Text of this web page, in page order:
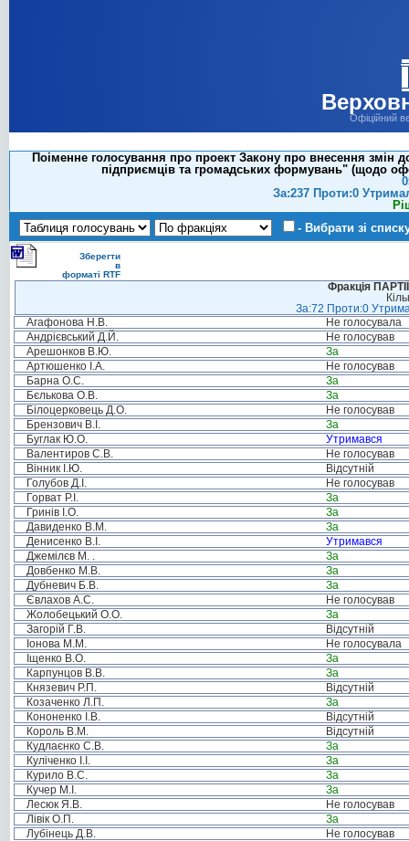
Офіційний
Поіменне голосування про проект Закону про внесення змін
підприємців та громадських формувань" (щодо
За:237 Проти:0
- Вибрати зі
Зберегти
в
форматі RTF
Фракція
За:72 Проти:0
Агафонова Н.В.
Не голосувала
Андрієвський Д.Й.
Не голосував
Арешонков В.Ю.
За
Артюшенко І.А.
Не голосував
Барна О.С.
За
Бєлькова О.В.
За
Білоцерковець Д.О.
Не голосував
Брензович В.І.
За
Буглак Ю.О.
Утримався
Валентиров С.В.
Не голосував
Вінник І.Ю.
Відсутній
Голубов Д.І.
Не голосував
Горват Р.І.
За
Гринів І.О.
За
Давиденко В.М.
За
Денисенко В.І.
Утримався
Джемілєв М. .
За
Довбенко М.В.
За
Дубневич Б.В.
За
Євлахов А.С.
Не голосував
Жолобецький О.О.
За
Загорій Г.В.
Відсутній
Іонова М.М.
Не голосувала
Іщенко В.О.
За
Карпунцов В.В.
За
Князевич Р.П.
Відсутній
Козаченко Л.П.
За
Кононенко І.В.
Відсутній
Король В.М.
Відсутній
Кудлаєнко С.В.
За
Куліченко І.І.
За
Курило В.С.
За
Кучер М.І.
За
Лесюк Я.В.
Не голосував
Лівік О.П.
За
Лубінець Д.В.
Не голосував